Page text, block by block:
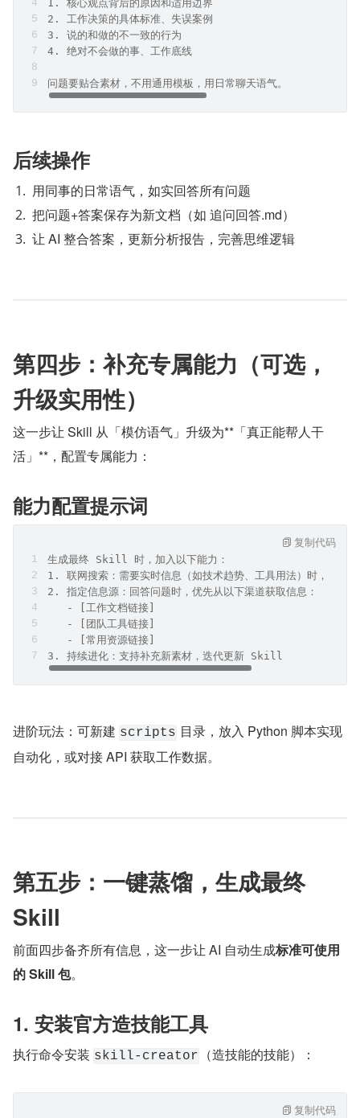
1. 核心观点背后的原因和适用边界
2. 工作决策的具体标准、失误案例
3. 说的和做的不一致的行为
4. 绝对不会做的事、工作底线
问题要贴合素材，不用通用模板，用日常聊天语气。
后续操作
用同事的日常语气，如实回答所有问题
把问题+答案保存为新文档（如 追问回答.md）
让 AI 整合答案，更新分析报告，完善思维逻辑
第四步：补充专属能力（可选，
升级实用性）
这一步让 Skill 从「模仿语气」升级为**「真正能帮人干
活」**，配置专属能力：
能力配置提示词
生成最终 Skill 时，加入以下能力：
1. 联网搜索：需要实时信息（如技术趋势、工具用法）时，先搜
2. 指定信息源：回答问题时，优先从以下渠道获取信息：
   - [工作文档链接]
   - [团队工具链接]
   - [常用资源链接]
3. 持续进化：支持补充新素材，迭代更新 Skill
复制代码
进阶玩法：可新建 scripts 目录，放入 Python 脚本实现
自动化，或对接 API 获取工作数据。
第五步：一键蒸馏，生成最终
Skill
前面四步备齐所有信息，这一步让 AI 自动生成标准可使用
的 Skill 包。
1. 安装官方造技能工具
执行命令安装 skill-creator （造技能的技能）：
复制代码